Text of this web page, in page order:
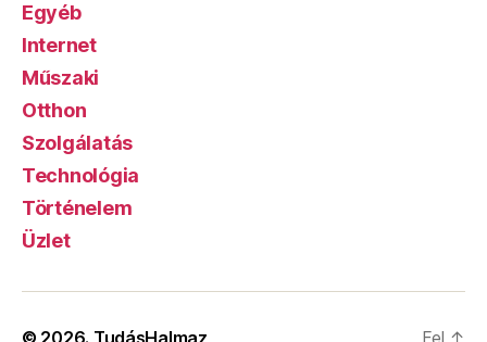
Egyéb
Internet
Műszaki
Otthon
Szolgálatás
Technológia
Történelem
Üzlet
© 2026. TudásHalmaz Fel ↑